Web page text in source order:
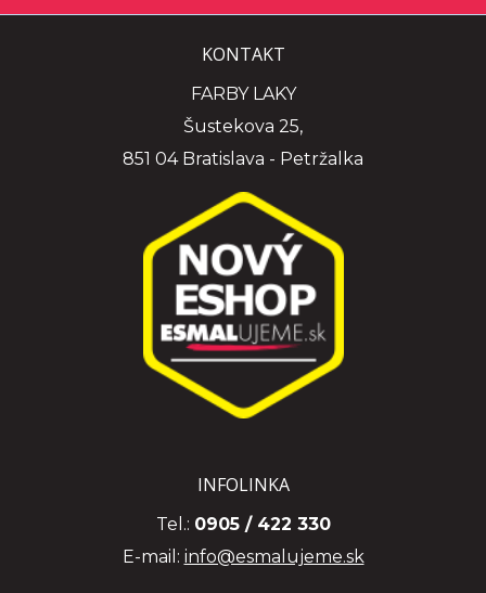
KONTAKT
FARBY LAKY
Šustekova 25,
851 04 Bratislava - Petržalka
INFOLINKA
Tel.: 0905 / 422 330
E-mail: info@esmalujeme.sk